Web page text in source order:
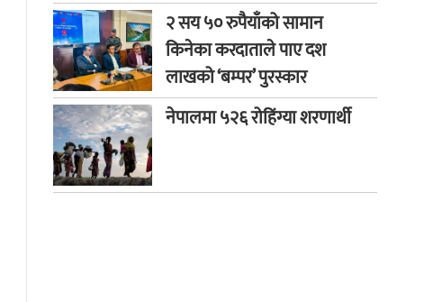
२ सय ५० रुपैयाँको सामान
किनेका करदाताले पाए दश
लाखको ‘बम्पर’ पुरस्कार
नेपालमा ५२६ रोहिंग्या शरणार्थी